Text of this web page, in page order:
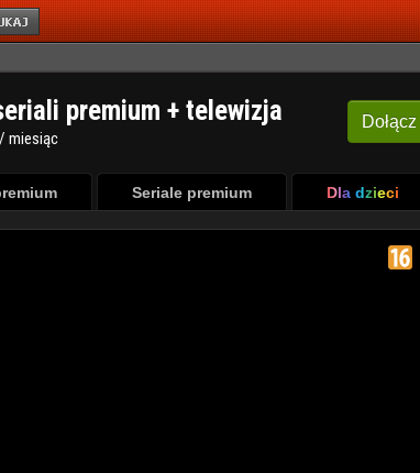
Dołącz
premium + telewizja
miesiąc
Seriale premium Dla dzieci